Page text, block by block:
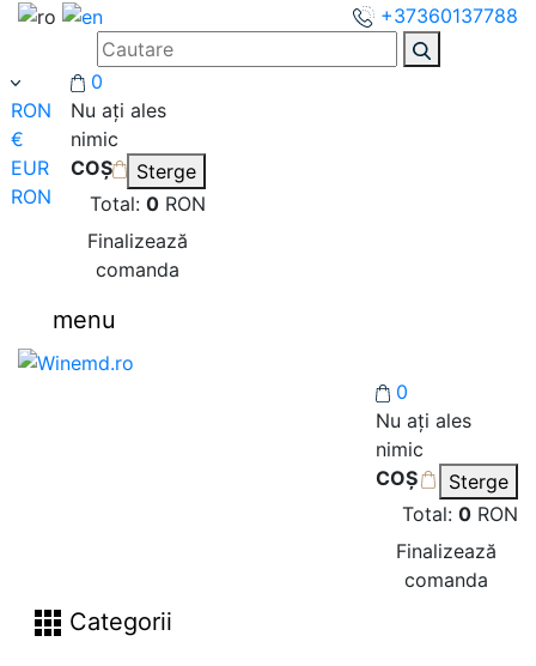
+37360137788
RON
€
EUR
RON
0
Nu ați ales
nimic
COȘ
Sterge
Total: 0RON
Finalizează
comanda
menu
0
Nu ați ales
nimic
COȘ
Sterge
Total: 0RON
Finalizează
comanda
Categorii